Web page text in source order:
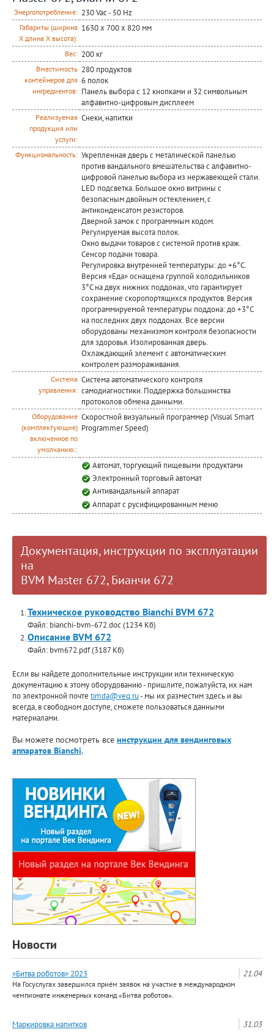
Энергопотребление: 230 Vac - 50 Hz
Габариты (ширина
Х длина Х высота):
1630 x 700 x 820 мм
Вес: 200 кг
Вместимость
контейнеров для
ингредиентов:
280 продуктов
6 полок
Панель выбора с 12 кнопками и 32 символьным
алфавитно-цифровым дисплеем
Реализуемая
продукция или
услуги:
Снеки, напитки
Функциональность: Укрепленная дверь с металической панелью
против вандального вмешательства с алфавитно-
цифровой панелью выбора из нержавеющей стали.
LED подсветка. Большое окно витрины с
безопасным двойным остеклением, с
антиконденсатом резисторов.
Дверной замок с программным кодом.
Регулируемая высота полок.
Окно выдачи товаров с системой против краж.
Сенсор подачи товара.
Регулировка внутренней температуры: до +6°C.
Версия «Еда» оснащена группой холодильников
3°C на двух нижних поддонах, что гарантирует
сохранение скоропортящихся продуктов. Версия
программируемой температуры поддона: до +3°C
на последних двух поддонах. Все версии
оборудованы механизмом контроля безопасности
для здоровья. Изолированная дверь.
Охлаждающий элемент с автоматическим
контролем размораживания.
Система
управления:
Система автоматического контроля
самодиагностики. Поддержка большинства
протоколов обмена данными.
Оборудование
(комплектующие)
включенное по
умолчанию::
Скоростной визуальный программер (Visual Smart
Programmer Speed)
Автомат, торгующий пищевыми продуктами
Электронный торговый автомат
Антивандальный аппарат
Аппарат с русифицированным меню
Документация, инструкции по эксплуатации
на
BVM Master 672, Бианчи 672
Техническое руководство Bianchi BVM 672
Файл: bianchi-bvm-672.doc (1234 Кб)
Описание BVM 672
Файл: bvm672.pdf (3187 Кб)
Если вы найдете дополнительные инструкции или техническую
документацию к этому оборудованию - пришлите, пожалуйста, их нам
по электронной почте timda@veq.ru- мы их разместим здесь и вы
всегда, в свободном доступе, сможете пользоваться данными
материалами.
Вы можете посмотреть все инструкции для вендинговых
аппаратов Bianchi.
Новости
21.04
«Битва роботов» 2023
На Госуслугах завершился приём заявок на участие в международном
чемпионате инженерных команд «Битва роботов».
31.03
Маркировка напитков